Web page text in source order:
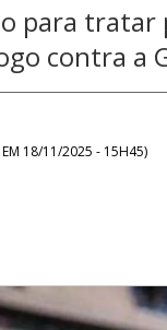
para
contra a
18/11/2025 - 15H45)